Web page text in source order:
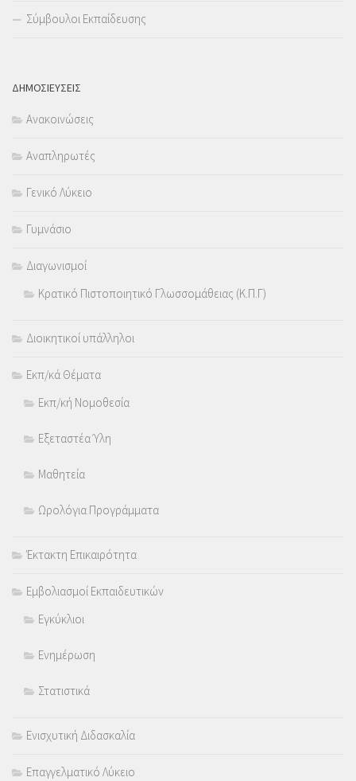
Σύμβουλοι Εκπαίδευσης
ΔΗΜΟΣΙΕΥΣΕΙΣ
Ανακοινώσεις
Αναπληρωτές
Γενικό Λύκειο
Γυμνάσιο
Διαγωνισμοί
Κρατικό Πιστοποιητικό Γλωσσομάθειας (Κ.Π.Γ)
Διοικητικοί υπάλληλοι
Εκπ/κά Θέματα
Εκπ/κή Νομοθεσία
Εξεταστέα Ύλη
Μαθητεία
Ωρολόγια Προγράμματα
Έκτακτη Επικαιρότητα
Εμβολιασμοί Εκπαιδευτικών
Εγκύκλιοι
Ενημέρωση
Στατιστικά
Ενισχυτική Διδασκαλία
Επαγγελματικό Λύκειο